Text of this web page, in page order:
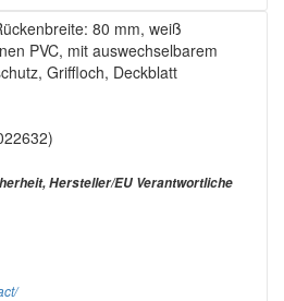
80 mm, weiß
PVC, mit auswechselbarem
Griffloch, Deckblatt
Hersteller/EU Verantwortliche